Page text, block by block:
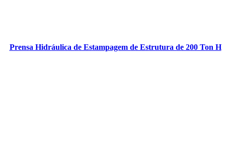
Prensa Hidráulica de Estampagem de Estrutura de 200 Ton H